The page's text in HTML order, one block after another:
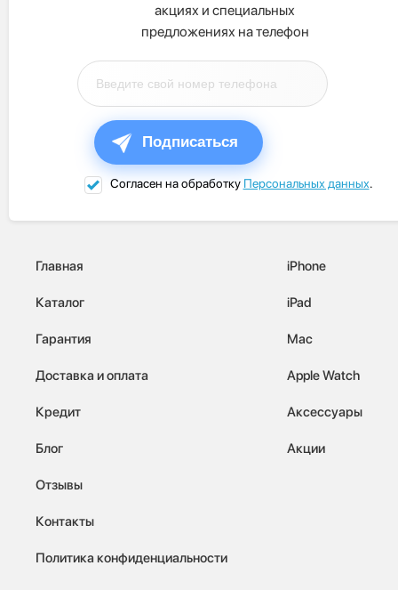
акциях и специальных
предложениях на телефон
Подписаться
Согласен на обработку Персональных данных.
Главная
Каталог
Гарантия
Доставка и оплата
Кредит
Блог
Отзывы
Контакты
Политика конфиденциальности
iPhone
iPad
Mac
Apple Watch
Аксессуары
Акции